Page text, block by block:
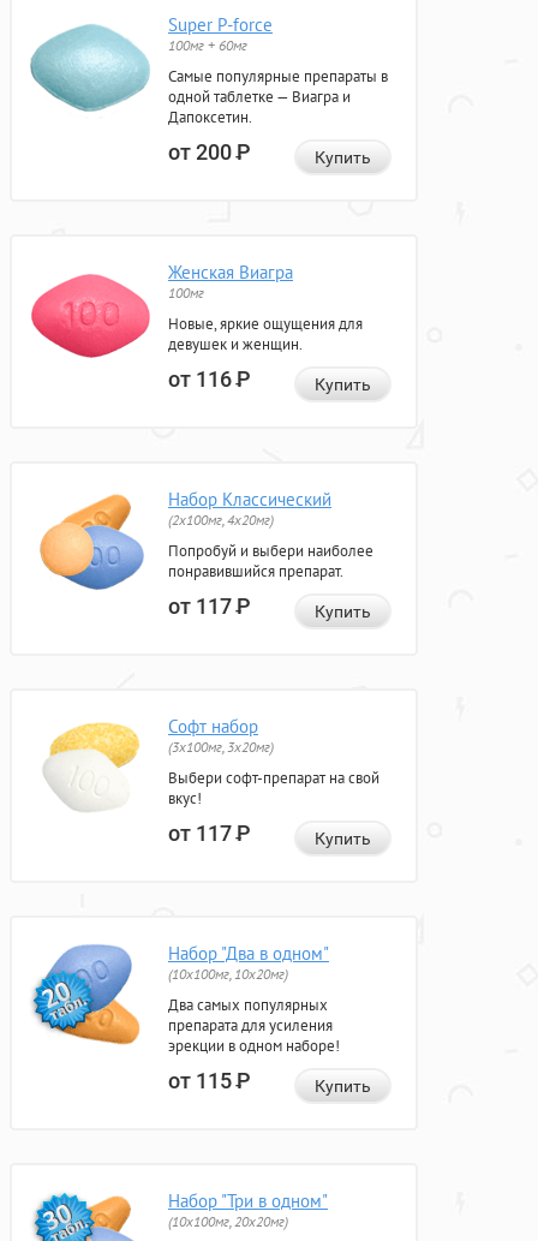
Super P-force
100мг + 60мг
Самые популярные препараты в
одной таблетке — Виагра и
Дапоксетин.
от 200Р Купить
Женская Виагра
100мг
Новые, яркие ощущения для
девушек и женщин.
от 116Р Купить
Набор Классический
(2x100мг, 4x20мг)
Попробуй и выбери наиболее
понравившийся препарат.
от 117Р Купить
Софт набор
(3x100мг, 3x20мг)
Выбери софт-препарат на свой
вкус!
от 117Р Купить
Набор "Два в одном"
(10x100мг, 10x20мг)
Два самых популярных
препарата для усиления
эрекции в одном наборе!
от 115Р Купить
Набор "Три в одном"
(10x100мг, 20x20мг)